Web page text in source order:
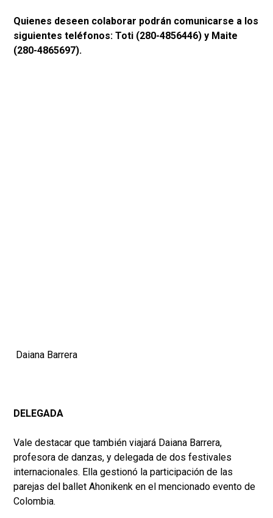
Quienes deseen colaborar podrán comunicarse a los
siguientes teléfonos: Toti (280-4856446) y Maite
(280-4865697).
Daiana Barrera
DELEGADA
Vale destacar que también viajará Daiana Barrera,
profesora de danzas, y delegada de dos festivales
internacionales. Ella gestionó la participación de las
parejas del ballet Ahonikenk en el mencionado evento de
Colombia.